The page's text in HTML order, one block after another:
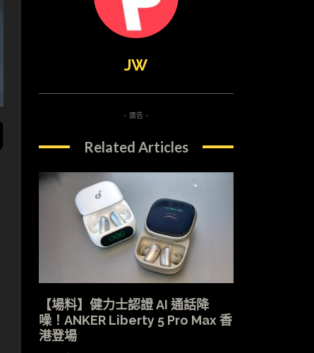
JW
- 廣告 -
Related Articles
【場料】健力士認證 AI 通話降
噪！ANKER Liberty 5 Pro Max 香
港登場